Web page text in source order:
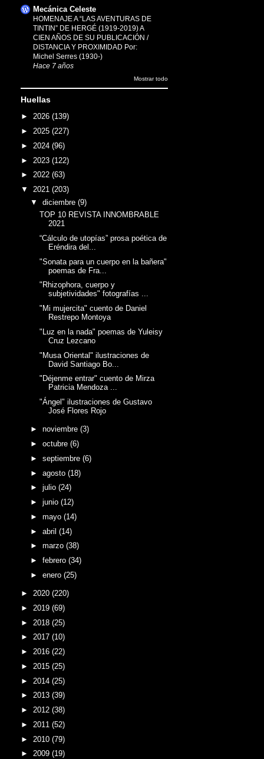
Mecánica Celeste
HOMENAJE A “LAS AVENTURAS DE
TINTIN” DE HERGÉ (1919-2019) A
CIEN AÑOS DE SU PUBLICACIÓN /
DISTANCIA Y PROXIMIDAD Por:
Michel Serres (1930-)
Hace 7 años
Mostrar todo
Huellas
► 2026 (139)
► 2025 (227)
► 2024 (96)
► 2023 (122)
► 2022 (63)
▼ 2021 (203)
▼ diciembre (9)
TOP 10 REVISTA INNOMBRABLE
2021
“Cálculo de utopías” prosa poética de
Eréndira del...
"Sonata para un cuerpo en la bañera"
poemas de Fra...
"Rhizophora, cuerpo y
subjetividades" fotografías ...
"Mi mujercita" cuento de Daniel
Restrepo Montoya
"Luz en la nada" poemas de Yuleisy
Cruz Lezcano
"Musa Oriental" ilustraciones de
David Santiago Bo...
"Déjenme entrar" cuento de Mirza
Patricia Mendoza ...
"Ángel" ilustraciones de Gustavo
José Flores Rojo
► noviembre (3)
► octubre (6)
► septiembre (6)
► agosto (18)
► julio (24)
► junio (12)
► mayo (14)
► abril (14)
► marzo (38)
► febrero (34)
► enero (25)
► 2020 (220)
► 2019 (69)
► 2018 (25)
► 2017 (10)
► 2016 (22)
► 2015 (25)
► 2014 (25)
► 2013 (39)
► 2012 (38)
► 2011 (52)
► 2010 (79)
► 2009 (19)